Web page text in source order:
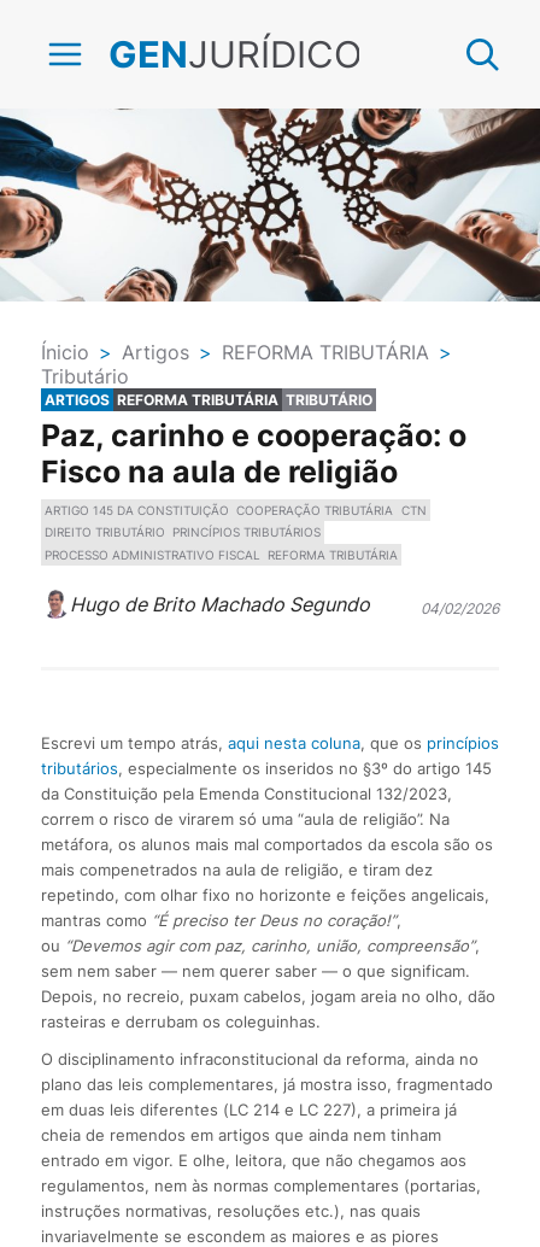
GENJURÍDICO
Ínicio > Artigos > REFORMA TRIBUTÁRIA >
Tributário
ARTIGOS REFORMA TRIBUTÁRIA TRIBUTÁRIO
Paz, carinho e cooperação: o
Fisco na aula de religião
ARTIGO 145 DA CONSTITUIÇÃO COOPERAÇÃO TRIBUTÁRIA
CTN
DIREITO TRIBUTÁRIO
PRINCÍPIOS TRIBUTÁRIOS
PROCESSO ADMINISTRATIVO FISCAL
REFORMA TRIBUTÁRIA
Hugo de Brito Machado Segundo 04/02/2026
Escrevi um tempo atrás, aqui nesta coluna, que os princípios
tributários, especialmente os inseridos no §3º do artigo 145
da Constituição pela Emenda Constitucional 132/2023,
correm o risco de virarem só uma “aula de religião”. Na
metáfora, os alunos mais mal comportados da escola são os
mais compenetrados na aula de religião, e tiram dez
repetindo, com olhar fixo no horizonte e feições angelicais,
mantras como “É preciso ter Deus no coração!”,
ou “Devemos agir com paz, carinho, união, compreensão”,
sem nem saber — nem querer saber — o que significam.
Depois, no recreio, puxam cabelos, jogam areia no olho, dão
rasteiras e derrubam os coleguinhas.
O disciplinamento infraconstitucional da reforma, ainda no
plano das leis complementares, já mostra isso, fragmentado
em duas leis diferentes (LC 214 e LC 227), a primeira já
cheia de remendos em artigos que ainda nem tinham
entrado em vigor. E olhe, leitora, que não chegamos aos
regulamentos, nem às normas complementares (portarias,
instruções normativas, resoluções etc.), nas quais
invariavelmente se escondem as maiores e as piores